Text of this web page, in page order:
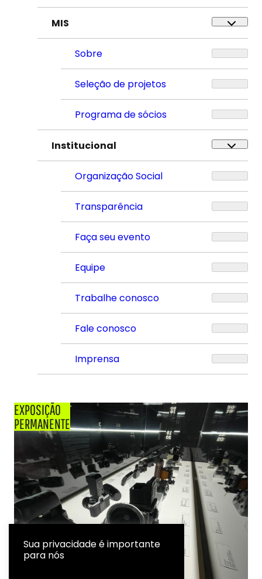
MIS
Sobre
Seleção de projetos
Programa de sócios
Institucional
Organização Social
Transparência
Faça seu evento
Equipe
Trabalhe conosco
Fale conosco
Imprensa
EXPOSIÇÃO
PERMANENTE
Sua privacidade é importante
para nós